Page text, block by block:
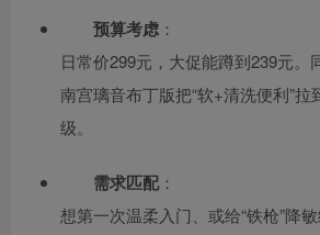
预算考虑 ：
日常价299元，大促能蹲到239元。
南宫璃音布丁版把“软+清洗便利”
级。
需求匹配：
想第一次温柔入门、或给“铁枪”降